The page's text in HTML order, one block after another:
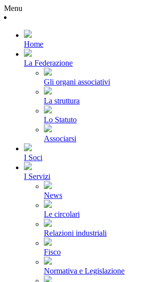
Menu
Home
La Federazione
Gli organi associativi
La struttura
Lo Statuto
Associarsi
I Soci
I Servizi
News
Le circolari
Relazioni industriali
Fisco
Normativa e Legislazione